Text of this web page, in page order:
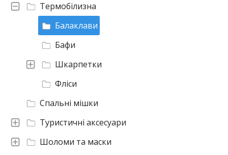
Шоломи та маски
Туристичні аксесуари
Спальні мішки
Термобілизна
Балаклави
Бафи
Шкарпетки
Фліси